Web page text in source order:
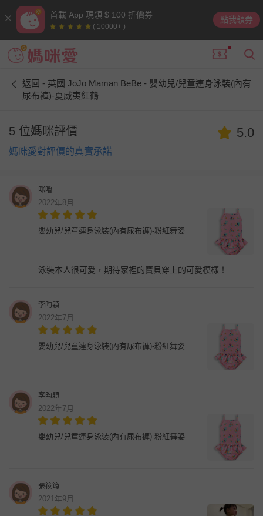
首載 App 現領 $ 100 折價券
( 10000+ )
點我領券
返回 - 英國 JoJo Maman BeBe - 嬰幼兒/兒童連身泳裝(內有
尿布褲)-夏威夷紅鶴
5 位媽咪評價
媽咪愛對評價的真實承諾
5.0
咪嚕
2022年8月
嬰幼兒/兒童連身泳裝(內有尿布褲)-粉紅舞姿
泳裝本人很可愛，期待家裡的寶貝穿上的可愛模樣！
李昀穎
2022年7月
嬰幼兒/兒童連身泳裝(內有尿布褲)-粉紅舞姿
李昀穎
2022年7月
嬰幼兒/兒童連身泳裝(內有尿布褲)-粉紅舞姿
張筱筠
2021年9月